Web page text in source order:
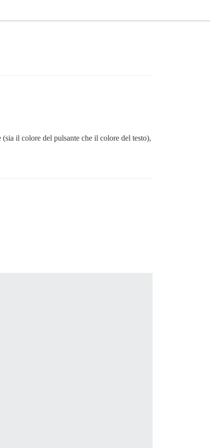
il colore del pulsante che il colore del testo),